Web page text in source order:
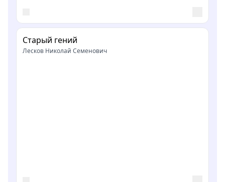
Старый гений
Лесков Николай Семенович